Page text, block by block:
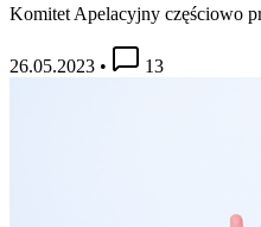
Komitet Apelacyjny częściowo
26.05.2023 • 13